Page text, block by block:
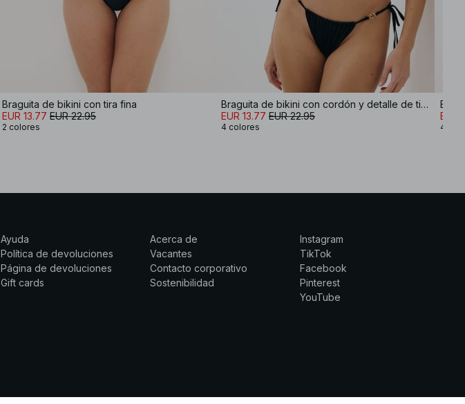
Braguita de bikini con tira fina
EUR 13.77 EUR 22.95
2 colores
Braguita de bikini con cordón y detalle de tira
EUR 13.77 EUR 22.95
4 colores
EUR
4
Ayuda
Política de devoluciones
Página de devoluciones
Gift cards
Acerca de
Vacantes
Contacto corporativo
Sostenibilidad
Instagram
TikTok
Facebook
Pinterest
YouTube